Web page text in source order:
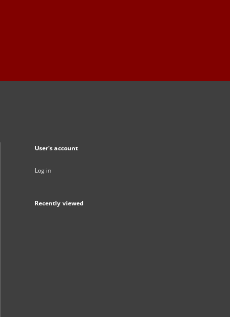
User's account
Log in
Recently viewed